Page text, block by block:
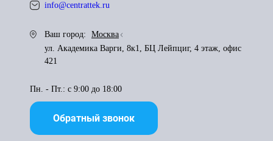
info@centrattek.ru
Ваш город:
Москва
ул. Академика Варги, 8к1, БЦ Лейпциг, 4 этаж, офис
421
Пн. - Пт.: с 9:00 до 18:00
Обратный звонок